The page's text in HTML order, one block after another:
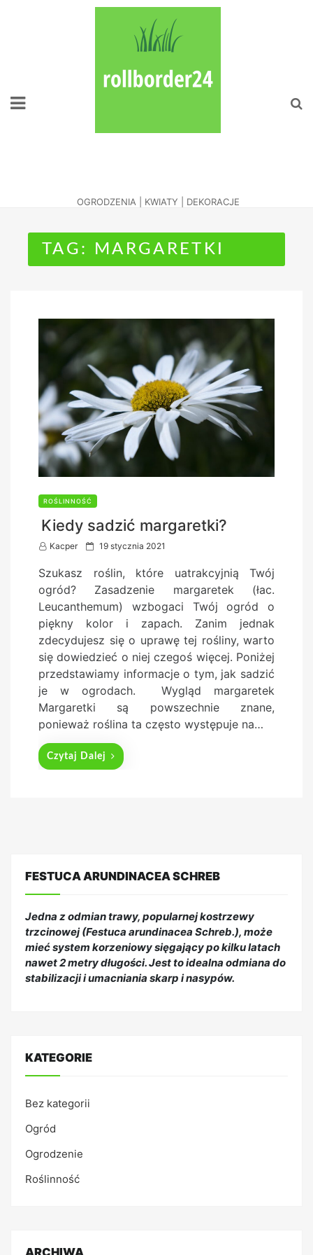
OGRODZENIA | KWIATY | DEKORACJE
TAG: MARGARETKI
ROŚLINNOŚĆ
Kiedy sadzić margaretki?
Kacper
P
s
t
e
d
o
n
19 stycznia 2021
Szukasz roślin, które uatrakcyjnią Twój
ogród? Zasadzenie margaretek (łac.
Leucanthemum) wzbogaci Twój ogród o
piękny kolor i zapach. Zanim jednak
zdecydujesz się o uprawę tej rośliny, warto
się dowiedzieć o niej czegoś więcej. Poniżej
przedstawiamy informacje o tym, jak sadzić
je w ogrodach. Wygląd margaretek
Margaretki są powszechnie znane,
ponieważ roślina ta często występuje na…
Czytaj Dalej
FESTUCA ARUNDINACEA SCHREB
Jedna z odmian trawy, popularnej kostrzewy
trzcinowej (Festuca arundinacea Schreb.), może
mieć system korzeniowy sięgający po kilku latach
nawet 2 metry długości. Jest to idealna odmiana do
stabilizacji i umacniania skarp i nasypów.
KATEGORIE
Bez kategorii
Ogród
Ogrodzenie
Roślinność
ARCHIWA